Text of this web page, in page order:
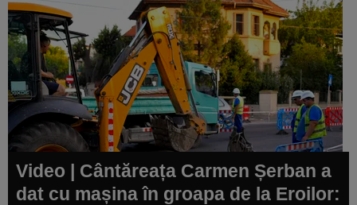
Video | Cântăreața Carmen Șerban a
dat cu mașina în groapa de la Eroilor: